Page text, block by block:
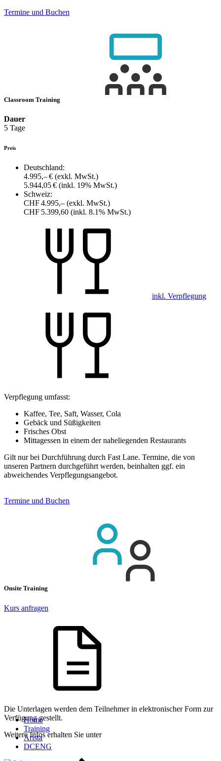
Termine und Buchen
Classroom Training
Dauer
5 Tage
Preis
Deutschland:
4.995,– € (exkl. MwSt.)
5.944,05 € (inkl. 19% MwSt.)
Schweiz:
CHF 4.995,– (exkl. MwSt.)
CHF 5.399,60 (inkl. 8.1% MwSt.)
inkl. Verpflegung
Verpflegung umfasst:
Kaffee, Tee, Saft, Wasser, Cola
Gebäck und Süßigkeiten
Frisches Obst
Mittagessen in einem der naheliegenden Restaurants
Gilt nur bei Durchführung durch Fast Lane. Termine, die von
unseren Partnern durchgeführt werden, beinhalten ggf. ein
abweichendes Verpflegungsangebot.
Termine und Buchen
Onsite Training
Kurs anfragen
Die Unterlagen werden dem Teilnehmer in elektronischer Form zur
Verfügung gestellt.
Weitere Infos erhalten Sie unter
Home
Training
Arista
DCENG